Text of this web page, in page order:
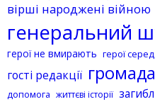
вірші народжені війною
генеральний
герої не вмирають герої
гості редакції громада
допомога життєві історії